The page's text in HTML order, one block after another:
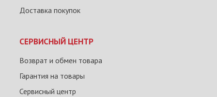
Доставка покупок
СЕРВИСНЫЙ ЦЕНТР
Возврат и обмен товара
Гарантия на товары
Сервисный центр